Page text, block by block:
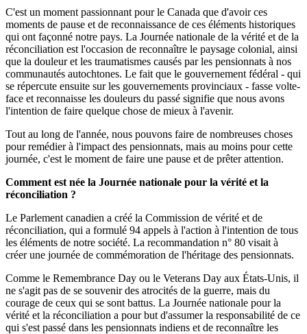
C'est un moment passionnant pour le Canada que d'avoir ces
moments de pause et de reconnaissance de ces éléments historiques
qui ont façonné notre pays. La Journée nationale de la vérité et de la
réconciliation est l'occasion de reconnaître le paysage colonial, ainsi
que la douleur et les traumatismes causés par les pensionnats à nos
communautés autochtones. Le fait que le gouvernement fédéral - qui
se répercute ensuite sur les gouvernements provinciaux - fasse volte-
face et reconnaisse les douleurs du passé signifie que nous avons
l'intention de faire quelque chose de mieux à l'avenir.
Tout au long de l'année, nous pouvons faire de nombreuses choses
pour remédier à l'impact des pensionnats, mais au moins pour cette
journée, c'est le moment de faire une pause et de prêter attention.
Comment est née la Journée nationale pour la vérité et la
réconciliation ?
Le Parlement canadien a créé la Commission de vérité et de
réconciliation, qui a formulé 94 appels à l'action à l'intention de tous
les éléments de notre société. La recommandation n° 80 visait à
créer une journée de commémoration de l'héritage des pensionnats.
Comme le Remembrance Day ou le Veterans Day aux États-Unis, il
ne s'agit pas de se souvenir des atrocités de la guerre, mais du
courage de ceux qui se sont battus. La Journée nationale pour la
vérité et la réconciliation a pour but d'assumer la responsabilité de ce
qui s'est passé dans les pensionnats indiens et de reconnaître les